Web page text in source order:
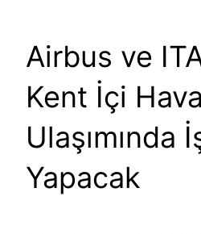
Airbus ve
Kent İçi Hava
Ulaşımında
Yapacak